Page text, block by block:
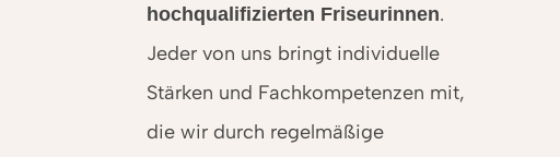
hoch­quali­fizierten Friseurinnen.
Jeder von uns bringt individuelle
Stärken und Fach­kompetenzen mit,
die wir durch regelmäßige